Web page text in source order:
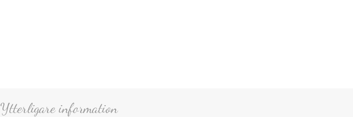
Ytterligare information